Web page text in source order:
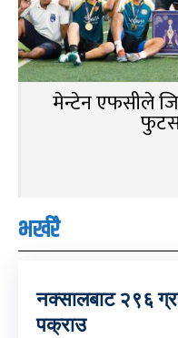
मेन्टेन एफसीले
भर्खरै
नक्सालबाट २९६
पक्राउ